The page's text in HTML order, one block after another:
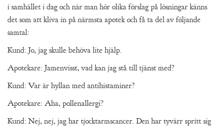
i samhället i dag och när man hör olika förslag på lösningar känns
det som att kliva in på närmsta apotek och få ta del av följande
samtal:
Kund: Jo, jag skulle behöva lite hjälp.
Apotekare: Jamenvisst, vad kan jag stå till tjänst med?
Kund: Var är hyllan med antihistaminer?
Apotekare: Aha, pollenallergi?
Kund: Nej, nej, jag har tjocktarmscancer. Den har tyvärr spritt sig